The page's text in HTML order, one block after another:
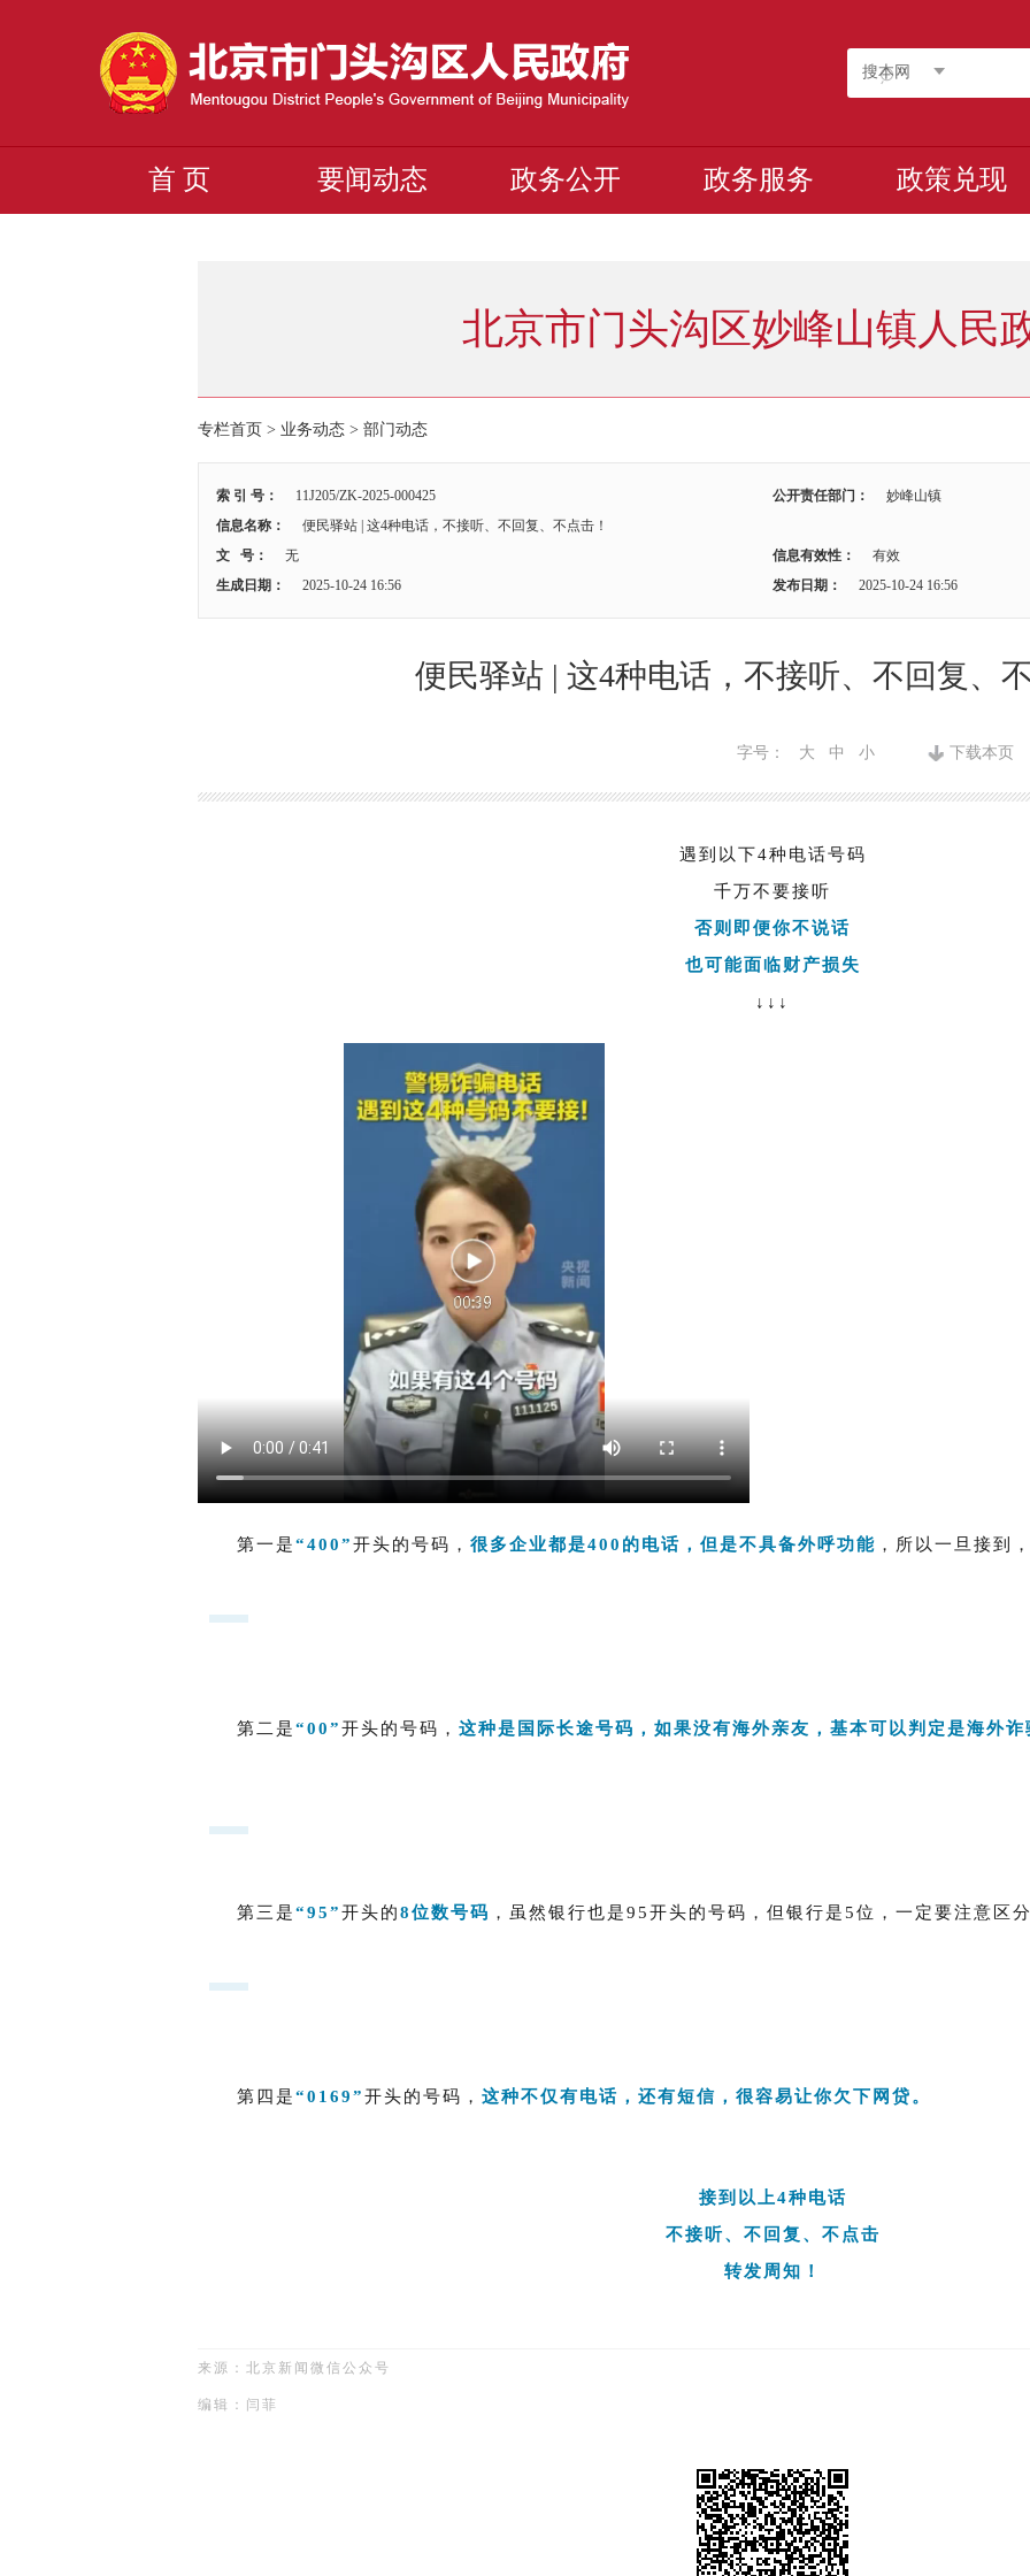
搜本网
首 页 要闻动态 政务公开 政务服务 政策兑现
北京市门头沟区妙峰山镇人民
专栏首页 > 业务动态 > 部门动态
索 引 号： 11J205/ZK-2025-000425 公开责任部门：
妙峰山镇
信息名称：
便民驿站 | 这4种电话，不接听、不回复、不点击！
文 号：
无 信息有效性：
有效
生成日期：
2025-10-24 16:56 发布日期： 2025-10-24 16:56
便民驿站 | 这4种电话，不接听、不回复、
下载本页
字号： 大 中 小
遇到以下4种电话号码
千万不要接听
否则即便你不说话
也可能面临财产损失
↓↓↓
第一是“400”开头的号码， 很多企业都是400的电话，但是不具备外呼功能 ，所以一旦接到
第二是“00”开头的号码， 这种是国际长途号码，如果没有海外亲友，基本可以判定是海外诈
第三是“95”开头的8位数号码 ， 虽然银行也是95开头的号码，但银行是5位 ， 一定要注意区分
第四是“0169”开头的号码， 这种不仅有电话，还有短信，很容易让你欠下网贷。
接到以上4种电话
不接听、不回复、不点击
转发周知！
来源：北京新闻微信公众号
编辑：闫菲